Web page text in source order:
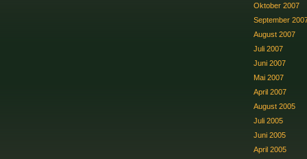
Oktober 2007
September
August 2007
Juli 2007
Juni 2007
Mai 2007
April 2007
August 2005
Juli 2005
Juni 2005
April 2005